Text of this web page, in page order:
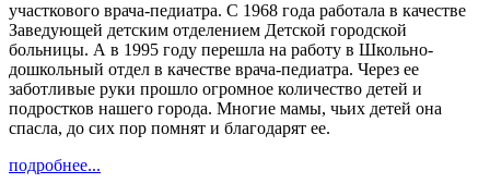
участкового врача-педиатра. С 1968 года работала в качестве
Заведующей детским отделением Детской городской
больницы. А в 1995 году перешла на работу в Школьно-
дошкольный отдел в качестве врача-педиатра. Через ее
заботливые руки прошло огромное количество детей и
подростков нашего города. Многие мамы, чьих детей она
спасла, до сих пор помнят и благодарят ее.
подробнее...